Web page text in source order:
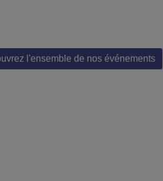
l'ensemble de nos événements